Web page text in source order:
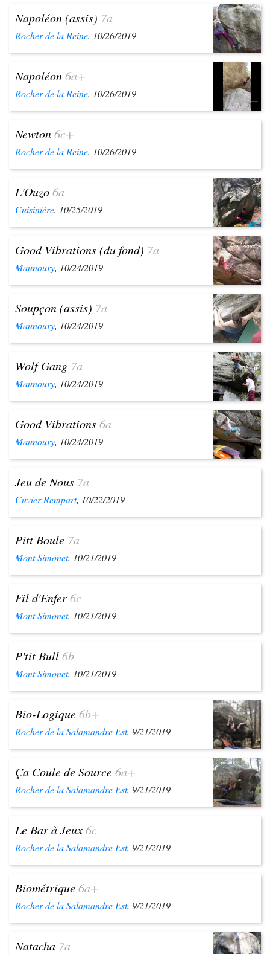
Napoléon (assis) 7a
Rocher de la Reine, 10/26/2019
Napoléon6a+
Rocher de la Reine, 10/26/2019
Newton6c+
Rocher de la Reine, 10/26/2019
L'Ouzo6a
Cuisinière, 10/25/2019
Good Vibrations (du fond) 7a
Maunoury, 10/24/2019
Soupçon (assis) 7a
Maunoury, 10/24/2019
Wolf Gang 7a
Maunoury, 10/24/2019
Good Vibrations6a
Maunoury, 10/24/2019
Jeu de Nous 7a
Cuvier Rempart, 10/22/2019
Pitt Boule 7a
Mont Simonet, 10/21/2019
Fil d'Enfer6c
Mont Simonet, 10/21/2019
P'tit Bull6b
Mont Simonet, 10/21/2019
Bio-Logique6b+
Rocher de la Salamandre Est, 9/21/2019
Ça Coule de Source6a+
Rocher de la Salamandre Est, 9/21/2019
Le Bar à Jeux6c
Rocher de la Salamandre Est, 9/21/2019
Biométrique6a+
Rocher de la Salamandre Est, 9/21/2019
Natacha 7a